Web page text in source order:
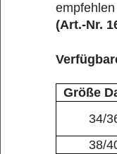
(Art.-Nr.
Größe
34/
38/